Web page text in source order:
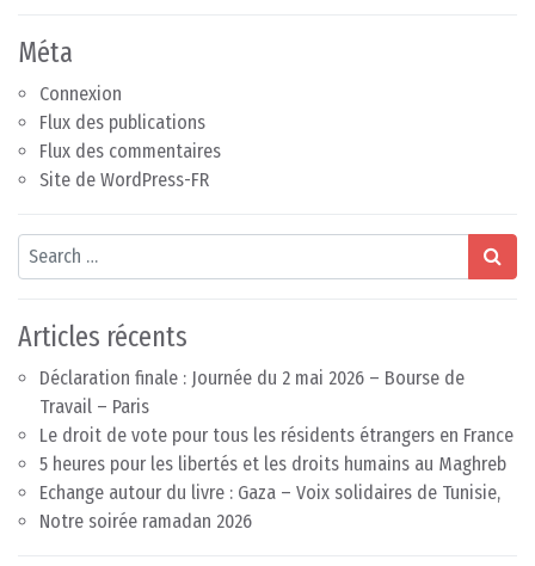
Méta
Connexion
Flux des publications
Flux des commentaires
Site de WordPress-FR
Search
Articles récents
Déclaration finale : Journée du 2 mai 2026 – Bourse de
Travail – Paris
Le droit de vote pour tous les résidents étrangers en France
5 heures pour les libertés et les droits humains au Maghreb
Echange autour du livre : Gaza – Voix solidaires de Tunisie,
Notre soirée ramadan 2026